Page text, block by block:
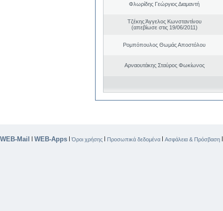
Φλωρίδης Γεώργιος Διαμαντή
Τζέκης Άγγελος Κωνσταντίνου
(απεβίωσε στις 19/06/2011)
Ρομπόπουλος Θωμάς Αποστόλου
Αρναουτάκης Σταύρος Φωκίωνος
WEB-Mail | WEB-Apps |Όροι χρήσης | Προσωπικά δεδομένα | Ασφάλεια & Πρόσβαση